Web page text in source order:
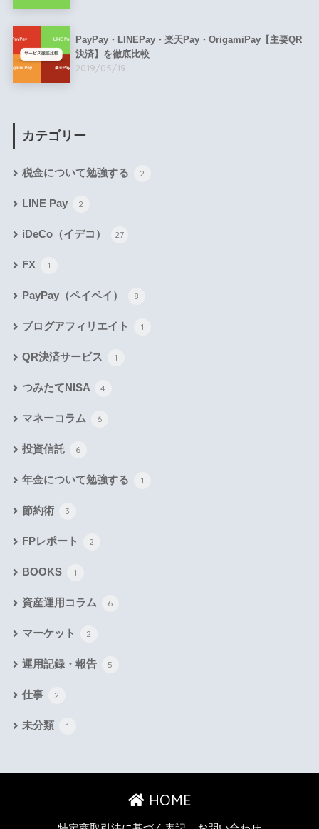
PayPay・LINEPay・楽天Pay・OrigamiPay【主要QR
決済】を徹底比較
2019/05/19
カテゴリー
税金について勉強する 2
LINE Pay 2
iDeCo（イデコ） 27
FX 1
PayPay（ペイペイ） 8
ブログアフィリエイト 1
QR決済サービス 1
つみたてNISA 4
マネーコラム 6
投資信託 6
年金について勉強する 1
節約術 3
FPレポート 2
BOOKS 1
資産運用コラム 6
マーケット 2
運用記録・報告 5
仕事 2
未分類 1
HOME